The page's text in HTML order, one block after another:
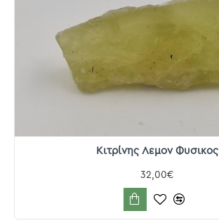
Κιτρίνης Λεμον Φυσικος
32,00€